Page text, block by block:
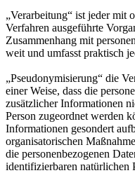
„Verarbeitung“ ist jeder mit
Verfahren ausgeführte
Zusammenhang mit
weit und umfasst praktisch
„Pseudonymisierung“ die
einer Weise, dass die
zusätzlicher Informationen
Person zugeordnet werden
Informationen gesondert
organisatorischen
die personenbezogenen
identifizierbaren natürlichen